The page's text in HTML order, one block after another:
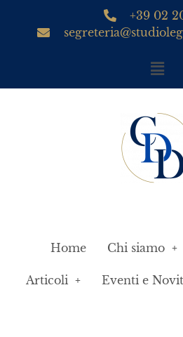
+39 02
Home Chi siamo
Articoli Eventi e